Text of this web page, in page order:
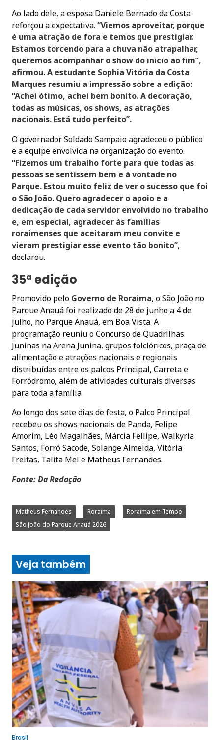
Ao lado dele, a esposa Daniele Bernado da Costa
reforçou a expectativa. “Viemos aproveitar, porque
é uma atração de fora e temos que prestigiar.
Estamos torcendo para a chuva não atrapalhar,
queremos acompanhar o show do início ao fim”,
afirmou. A estudante Sophia Vitória da Costa
Marques resumiu a impressão sobre a edição:
“Achei ótimo, achei bem bonito. A decoração,
todas as músicas, os shows, as atrações
nacionais. Está tudo perfeito”.
O governador Soldado Sampaio agradeceu o público
e a equipe envolvida na organização do evento.
“Fizemos um trabalho forte para que todas as
pessoas se sentissem bem e à vontade no
Parque. Estou muito feliz de ver o sucesso que foi
o São João. Quero agradecer o apoio e a
dedicação de cada servidor envolvido no trabalho
e, em especial, agradecer às famílias
roraimenses que aceitaram meu convite e
vieram prestigiar esse evento tão bonito”,
declarou.
35ª edição
Promovido pelo Governo de Roraima, o São João no
Parque Anauá foi realizado de 28 de junho a 4 de
julho, no Parque Anauá, em Boa Vista. A
programação reuniu o Concurso de Quadrilhas
Juninas na Arena Junina, grupos folclóricos, praça de
alimentação e atrações nacionais e regionais
distribuídas entre os palcos Principal, Carreta e
Forródromo, além de atividades culturais diversas
para toda a família.
Ao longo dos sete dias de festa, o Palco Principal
recebeu os shows nacionais de Panda, Felipe
Amorim, Léo Magalhães, Márcia Fellipe, Walkyria
Santos, Forró Sacode, Solange Almeida, Vitória
Freitas, Talita Mel e Matheus Fernandes.
Fonte: Da Redação
Matheus Fernandes Roraima
Roraima em Tempo
São João do Parque Anauá 2026
Veja também
Brasil